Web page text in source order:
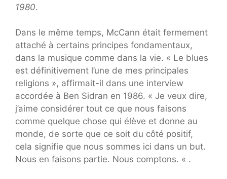
1980.
Dans le même temps, McCann était fermement
attaché à certains principes fondamentaux,
dans la musique comme dans la vie. « Le blues
est définitivement l’une de mes principales
religions », affirmait-il dans une interview
accordée à Ben Sidran en 1986. « Je veux dire,
j’aime considérer tout ce que nous faisons
comme quelque chose qui élève et donne au
monde, de sorte que ce soit du côté positif,
cela signifie que nous sommes ici dans un but.
Nous en faisons partie. Nous comptons. « .